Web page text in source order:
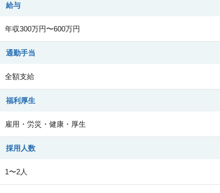
給与
年収300万円〜600万円
通勤手当
全額支給
福利厚生
雇用・労災・健康・厚生
採用人数
1〜2人